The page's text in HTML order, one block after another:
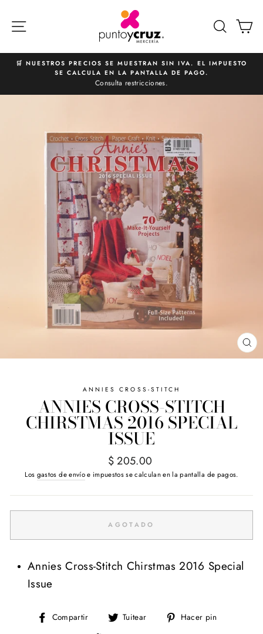
directamente
diapositivas
🛒 NUESTROS PRECIOS SE MUESTRAN SIN IVA. EL IMPUESTO
SE CALCULA EN LA PANTALLA DE PAGO.
Consulta restricciones.
ANNIES CROSS-STITCH
ANNIES CROSS-STITCH
CHIRSTMAS 2016 SPECIAL
ISSUE
Precio
habitual
$ 205.00
Los gastos de envíoe impuestos se calculan en la pantalla de pagos.
AGOTADO
Annies Cross-Stitch Chirstmas 2016 Special
Issue
Compartir
CompartirTuitear
Tuitear Hacer pin